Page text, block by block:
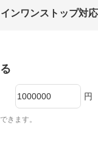
ンワンストップ対
円
きます。